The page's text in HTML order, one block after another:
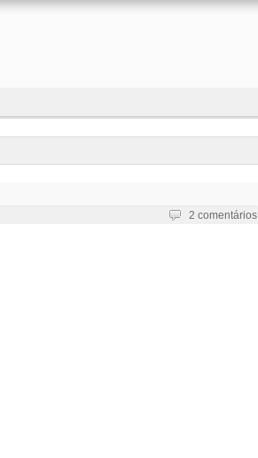
2 comentários